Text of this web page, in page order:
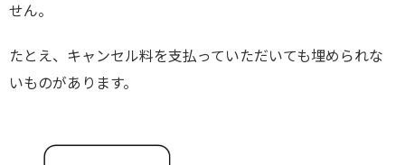
せん。
たとえ、キャンセル料を支払っていただいても埋められな
いものがあります。